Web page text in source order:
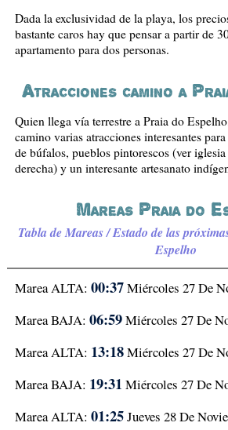
Dada la exclusividad de la playa, los
bastante caros hay que pensar a partir de
apartamento para dos personas.
Atracciones camino a
Quien llega vía terrestre a Praia do
camino varias atracciones interesantes
de búfalos, pueblos pintorescos (ver
derecha) y un interesante artesanato
Mareas Praia do
Tabla de Mareas / Estado de las
Espelho
Marea ALTA: 00:37Miércoles 27 De
Marea BAJA: 06:59Miércoles 27 De
Marea ALTA: 13:18Miércoles 27 De
Marea BAJA: 19:31 Miércoles 27 De
Marea ALTA: 01:25Jueves 28 De